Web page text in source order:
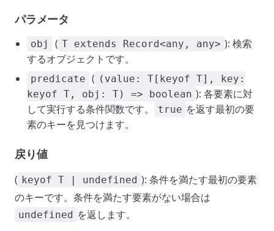
パラメータ
obj ( T extends Record<any, any> ): 検索
するオブジェクトです。
predicate ( (value: T[keyof T], key:
keyof T, obj: T) => boolean ): 各要素に対
して実行する条件関数です。
true を返す最初の要
素のキーを見つけます。
戻り値
( keyof T | undefined ): 条件を満たす最初の要素
のキーです。条件を満たす要素がない場合は
undefined を返します。